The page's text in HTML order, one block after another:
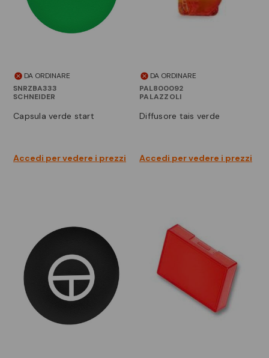
DA ORDINARE
SNRZBA333
SCHNEIDER
capsula verde start
Accedi per vedere i prezzi
DA ORDINARE
PAL800092
PALAZZOLI
diffusore tais verde
Accedi per vedere i prezzi